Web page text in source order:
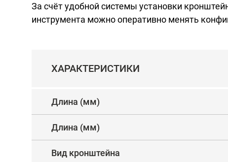
За счёт удобной системы установки
инструмента можно оперативно менять
ХАРАКТЕРИСТИКИ
Длина (мм)
Длина (мм)
Вид кронштейна